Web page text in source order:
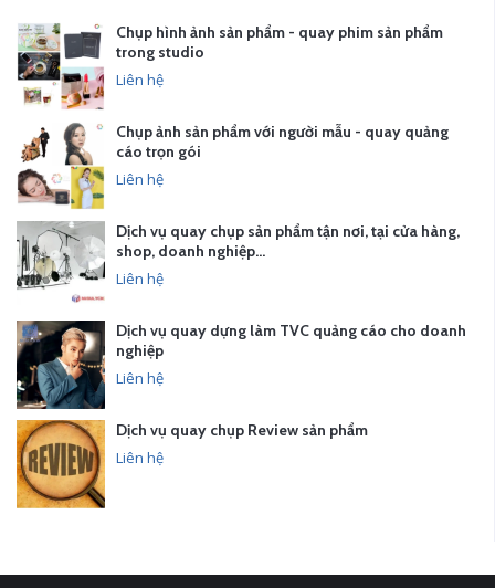
Chụp hình ảnh sản phẩm - quay phim sản phẩm
trong studio
Liên hệ
Chụp ảnh sản phẩm với người mẫu - quay quảng
cáo trọn gói
Liên hệ
Dịch vụ quay chụp sản phẩm tận nơi, tại cửa hàng,
shop, doanh nghiệp…
Liên hệ
Dịch vụ quay dựng làm TVC quảng cáo cho doanh
nghiệp
Liên hệ
Dịch vụ quay chụp Review sản phẩm
Liên hệ